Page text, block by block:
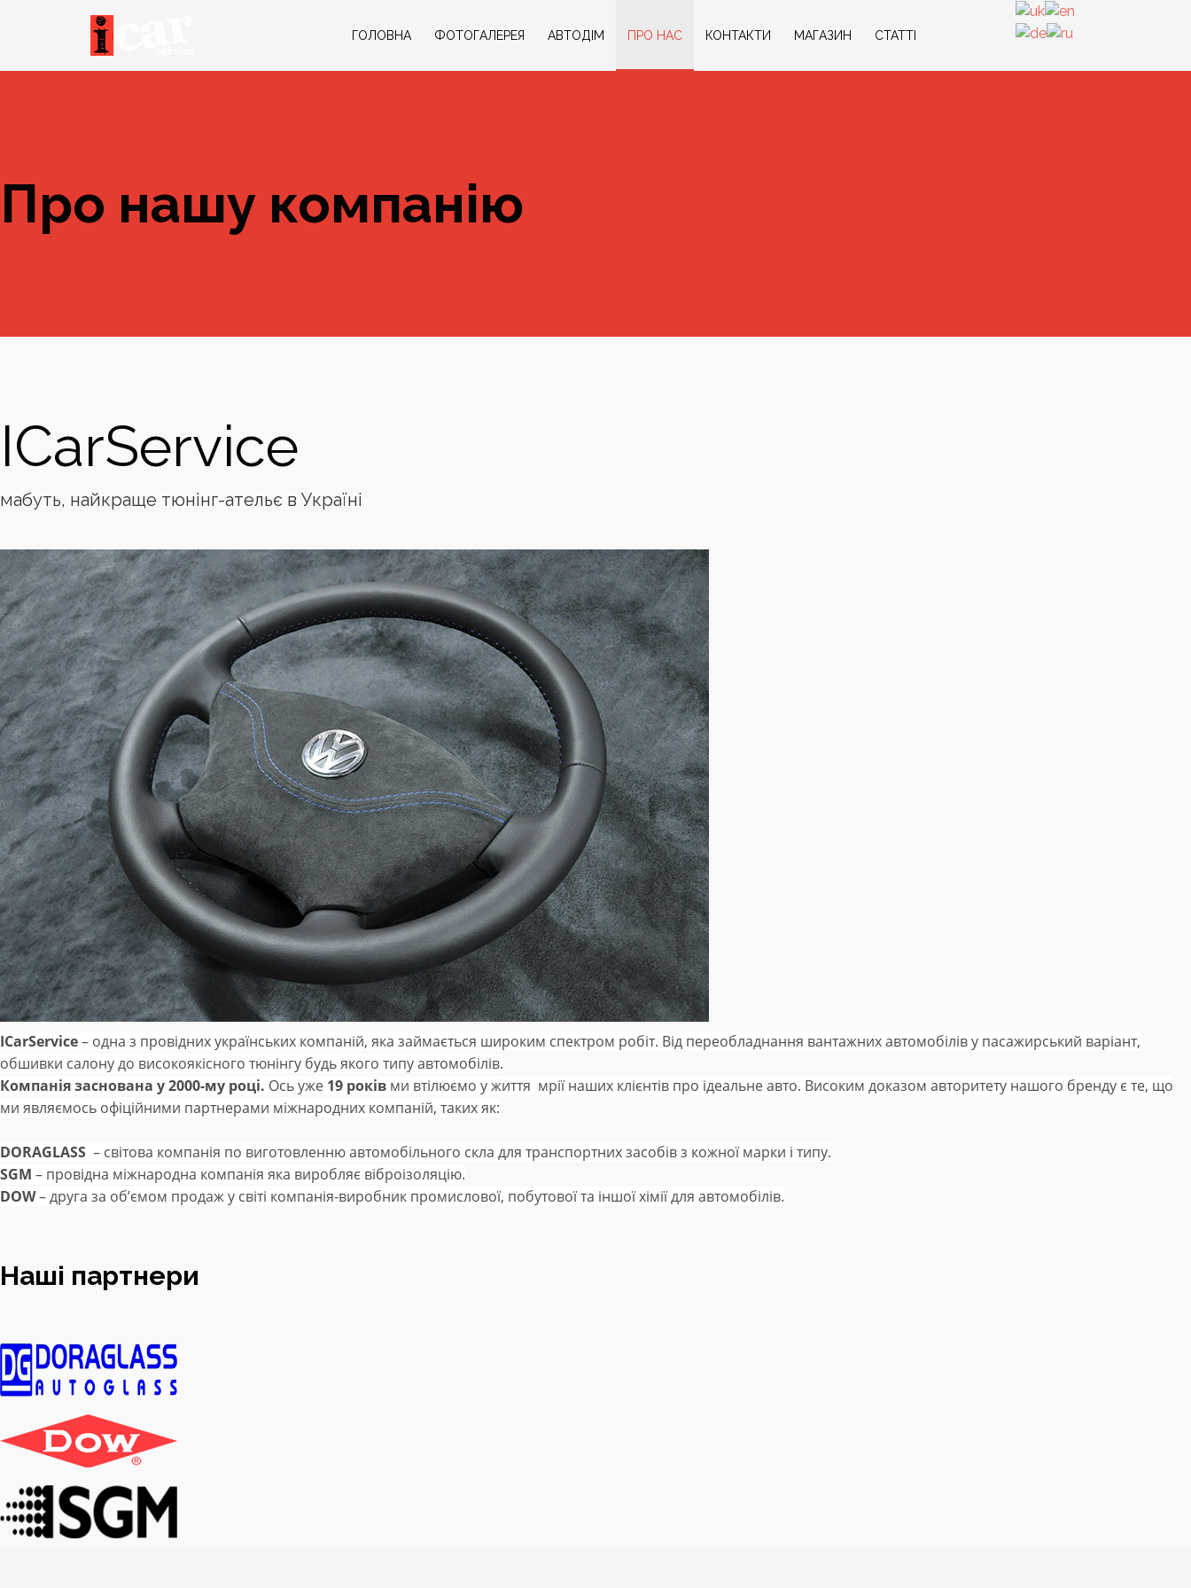
ГОЛОВНА ФОТОГАЛЕРЕЯ АВТОДIМ ПРО НАС КОНТАКТИ МАГАЗИН СТАТТI
Про нашу компанію
ICarService
мабуть, найкраще тюнінг-ательє в Україні
ICarService– одна з провідних українських компаній, яка займається широким спектром робіт. Від переобладнання вантажних автомобілів у пасажирський варіант,
обшивки салону до високоякісного тюнінгу будь якого типу автомобілів.
Компанія заснована у 2000-му році. Ось уже 19 років ми втілюємо у життя мрії наших клієнтів про ідеальне авто. Високим доказом авторитету нашого бренду є те, що
ми являємось офіційними партнерами міжнародних компаній, таких як:
DORAGLASS – світова компанія по виготовленню автомобільного скла для транспортних засобів з кожної марки і типу.
SGM – провідна міжнародна компанія яка виробляє віброізоляцію.
DOW– друга за об’ємом продаж у світі компанія-виробник промислової, побутової та іншої хімії для автомобілів.
Наші партнери